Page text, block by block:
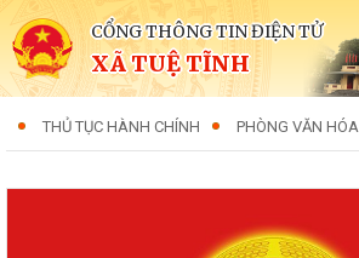
CỔNG THÔNG TIN ĐIỆN TỬ
XÃ TUỆ TĨNH
THỦ TỤC HÀNH CHÍNH PHÒNG VĂN